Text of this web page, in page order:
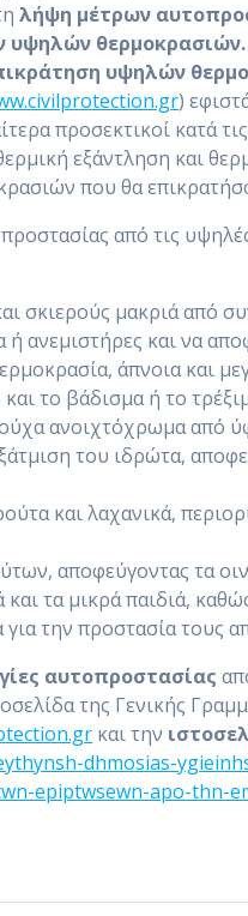
λήψη μέτρων
υψηλών θερμοκρασιών.
υψηλών
)
προσεκτικοί κατά
εξάντληση και
που θα
από τις
σκιερούς μακριά από
ανεμιστήρες και να
άπνοια και
το βάδισμα ή το
ανοιχτόχρωμα από
του ιδρώτα,
και λαχανικά,
αποφεύγοντας τα
τα μικρά παιδιά,
την προστασία τους
αυτοπροστασίας
της Γενικής
και την
dhmosias-
epiptwsewn-apo-thn-